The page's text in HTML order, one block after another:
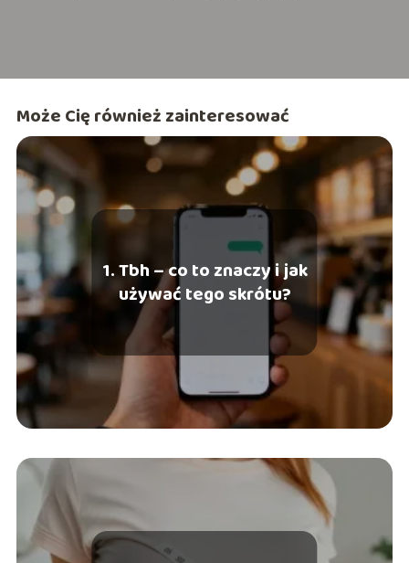
Może Cię również zainteresować
1. Tbh – co to znaczy i jak
używać tego skrótu?